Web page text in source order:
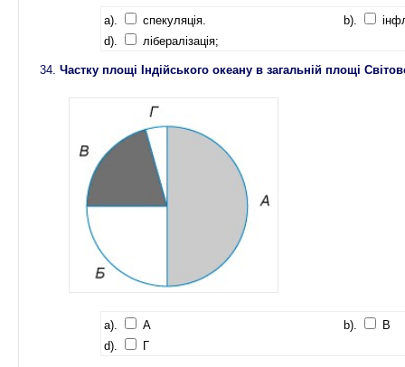
a). спекуляція. b).
d).
лібералізація;
Частку площі Індійського океану в загальній площі
a). А b).
В
d).
Г